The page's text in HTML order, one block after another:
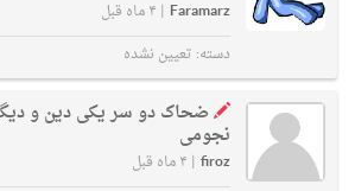
Faramarz
| ۴ ماه قبل
دسته: تعیین نشده
ضحاک دو سر یکی دین و
نجومی
firoz
| ۴ ماه قبل